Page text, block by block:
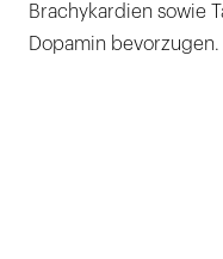
Brachykardien sowie
Dopamin bevorzugen.